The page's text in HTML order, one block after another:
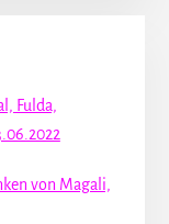
Fulda,
von Magali,